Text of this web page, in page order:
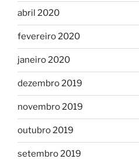
abril 2020
fevereiro 2020
janeiro 2020
dezembro 2019
novembro 2019
outubro 2019
setembro 2019